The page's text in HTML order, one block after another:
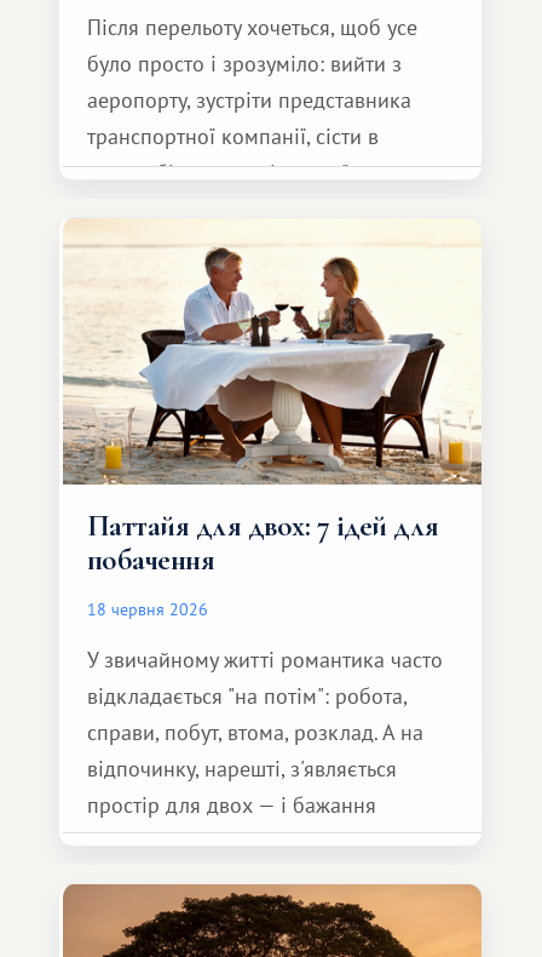
Після перельоту хочеться, щоб усе
було просто і зрозуміло: вийти з
аеропорту, зустріти представника
транспортної компанії, сісти в
автомобіль та спокійно доїхати до
Паттайя для двох: 7 ідей для
побачення
18 червня 2026
У звичайному житті романтика часто
відкладається "на потім": робота,
справи, побут, втома, розклад. А на
відпочинку, нарешті, з'являється
простір для двох — і бажання
зробити для близької людини щось
особливе. Не обов'язково масштабне,
але тепле і незабутнє :)